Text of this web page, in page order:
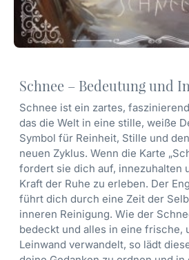
Schnee – Bedeutung und
Schnee ist ein zartes,
das die Welt in eine stille, weiße
Symbol für Reinheit, Stille und
neuen Zyklus. Wenn die Karte
fordert sie dich auf, innezuhalten
Kraft der Ruhe zu erleben. Der
führt dich durch eine Zeit der
inneren Reinigung. Wie der
bedeckt und alles in eine frische,
Leinwand verwandelt, so lädt